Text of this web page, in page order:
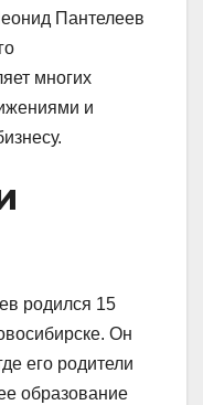
Пантелеев
многих
и
родился 15
Он
его родители
образование